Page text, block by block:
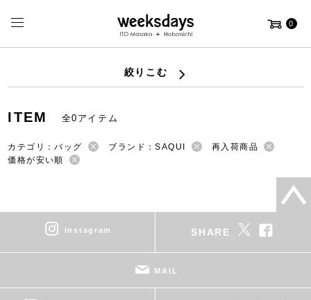
0
絞りこむ
ITEM 全0アイテム
カテゴリ：バッグ ブランド：SAQUI
再入荷商品
価格が安い順
instagram SHARE
MAIL